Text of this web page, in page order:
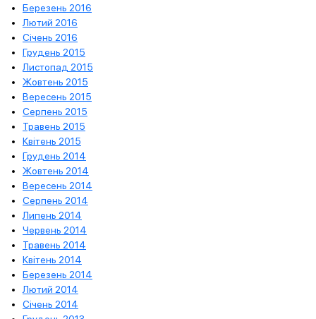
Березень 2016
Лютий 2016
Січень 2016
Грудень 2015
Листопад 2015
Жовтень 2015
Вересень 2015
Серпень 2015
Травень 2015
Квітень 2015
Грудень 2014
Жовтень 2014
Вересень 2014
Серпень 2014
Липень 2014
Червень 2014
Травень 2014
Квітень 2014
Березень 2014
Лютий 2014
Січень 2014